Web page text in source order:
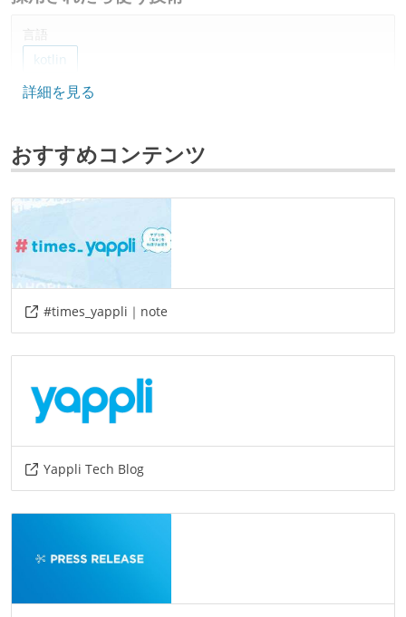
言語
kotlin
プロジェクト管理
情報共有ツール
slack
confluence
その他
zapier
その他、現場で使われている技術
言語
javascript
フレームワーク
nuxt.js
vue.js laravel
その他
figma
詳細を見る
おすすめコンテンツ
#times_yappli｜note
Yappli Tech Blog